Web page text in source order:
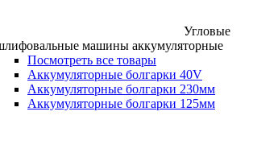
Угловые
машины аккумуляторные
Посмотреть все товары
Аккумуляторные болгарки 40V
Аккумуляторные болгарки 230мм
Аккумуляторные болгарки 125мм